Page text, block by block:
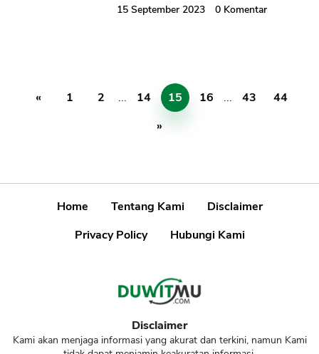
15 September 2023 0 Komentar
« 1 2 ... 14 15 16 ... 43
44
»
Home Tentang Kami
Disclaimer
Privacy Policy
Hubungi Kami
Disclaimer
Kami akan menjaga informasi yang akurat dan terkini, namun Kami